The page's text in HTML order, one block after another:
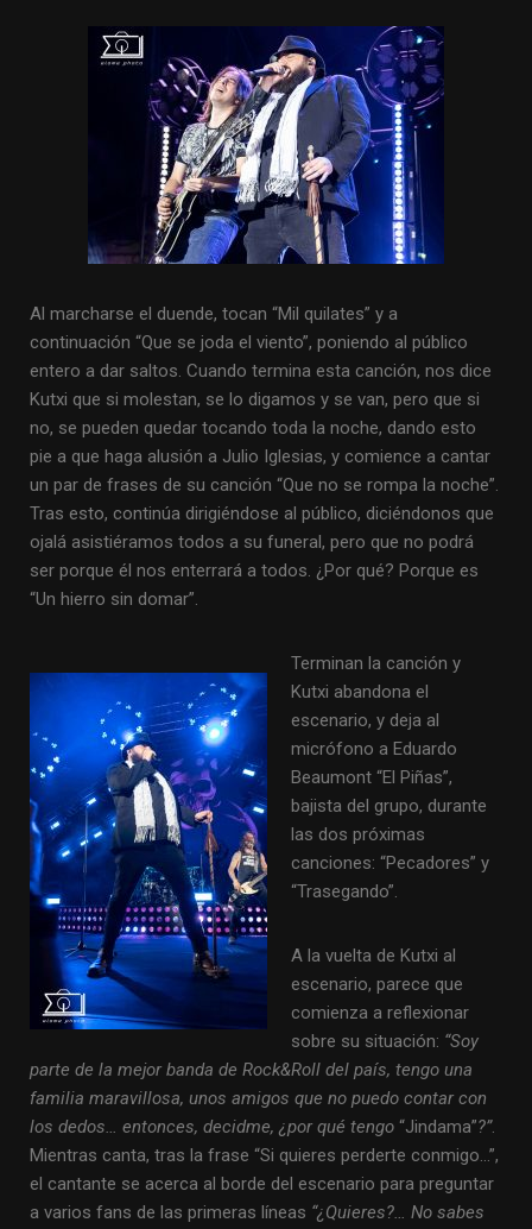
Al marcharse el duende, tocan “Mil quilates” y a
continuación “Que se joda el viento”, poniendo al público
entero a dar saltos. Cuando termina esta canción, nos dice
Kutxi que si molestan, se lo digamos y se van, pero que si
no, se pueden quedar tocando toda la noche, dando esto
pie a que haga alusión a Julio Iglesias, y comience a cantar
un par de frases de su canción “Que no se rompa la noche”.
Tras esto, continúa dirigiéndose al público, diciéndonos que
ojalá asistiéramos todos a su funeral, pero que no podrá
ser porque él nos enterrará a todos. ¿Por qué? Porque es
“Un hierro sin domar”.
Terminan la canción y
Kutxi abandona el
escenario, y deja al
micrófono a Eduardo
Beaumont “El Piñas”,
bajista del grupo, durante
las dos próximas
canciones: “Pecadores” y
“Trasegando”.
A la vuelta de Kutxi al
escenario, parece que
comienza a reflexionar
sobre su situación: “Soy
parte de la mejor banda de Rock&Roll del país, tengo una
familia maravillosa, unos amigos que no puedo contar con
los dedos… entonces, decidme, ¿por qué tengo “Jindama”?”.
Mientras canta, tras la frase “Si quieres perderte conmigo…”,
el cantante se acerca al borde del escenario para preguntar
a varios fans de las primeras líneas “¿Quieres?… No sabes